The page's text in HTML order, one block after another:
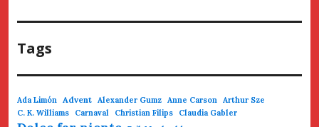
Tags
Ada Limón Advent Alexander Gumz Anne Carson Arthur Sze
C. K. Williams
Carnaval Christian Filips Claudia Gabler